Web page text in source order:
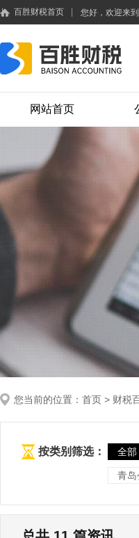
百胜财税首页 您好，欢迎来
网站首页
您当前的位置： 首页 > 财税
按类别筛选： 全部
青岛